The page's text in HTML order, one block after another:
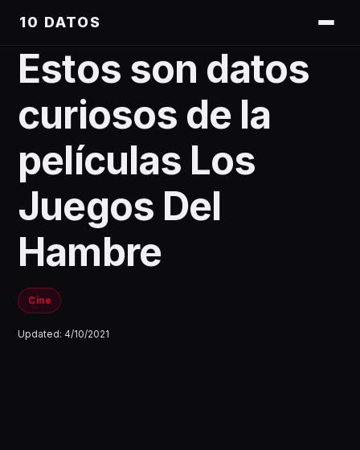
10 DATOS
Estos son datos
curiosos de la
películas Los
Juegos Del
Hambre
Cine
Updated:4/10/2021